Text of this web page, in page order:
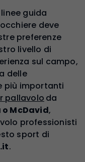
guida
deve
preferenze
livello di
sul campo,
delle
più importanti
pallavolo da
McDavid,
professionisti
sport di
.